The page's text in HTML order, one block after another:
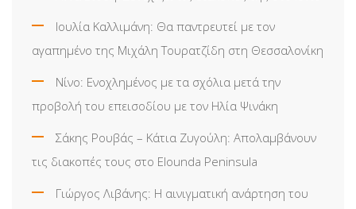
Ιουλία Καλλιμάνη: Θα παντρευτεί με τον
αγαπημένο της Μιχάλη Τουρατζίδη στη Θεσσαλονίκη
Νίνο: Ενοχλημένος με τα σχόλια μετά την
προβολή του επεισοδίου με τον Ηλία Ψινάκη
Σάκης Ρουβάς – Κάτια Ζυγούλη: Απολαμβάνουν
τις διακοπές τους στο Elounda Peninsula
Γιώργος Λιβάνης: Η αινιγματική ανάρτηση του